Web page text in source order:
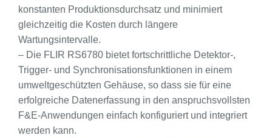
konstanten Produktionsdurchsatz und minimiert
gleichzeitig die Kosten durch längere
Wartungsintervalle.
– Die FLIR RS6780 bietet fortschrittliche Detektor-,
Trigger- und Synchronisationsfunktionen in einem
umweltgeschützten Gehäuse, so dass sie für eine
erfolgreiche Datenerfassung in den anspruchsvollsten
F&E-Anwendungen einfach konfiguriert und integriert
werden kann.